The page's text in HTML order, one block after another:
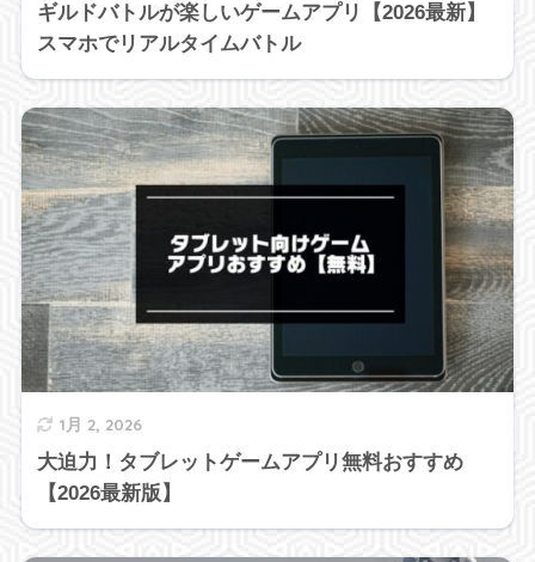
ギルドバトルが楽しいゲームアプリ【2026最新】
スマホでリアルタイムバトル
1月 2, 2026
大迫力！タブレットゲームアプリ無料おすすめ
【2026最新版】